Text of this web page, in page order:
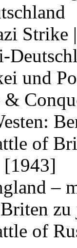
Strike
und
of
[1943]
–
zu
of